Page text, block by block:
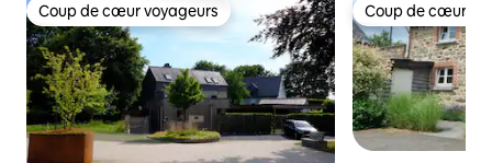
Coup de cœur voyageurs
Coup de cœur voyageurs Coup de cœur
Coup de cœur